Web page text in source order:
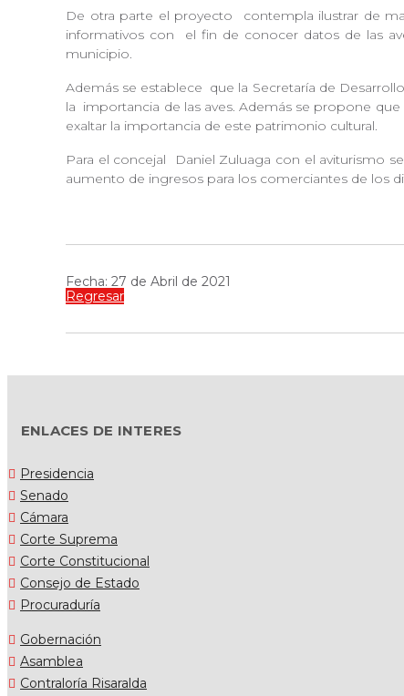
De otra parte el proyecto contempla ilustrar de
informativos con
el fin de conocer datos de las
municipio.
Además se establece que la Secretaría de
la importancia de las aves. Además se propone que
exaltar la importancia de este patrimonio cultural.
Para el concejal Daniel Zuluaga con el aviturismo
aumento de ingresos para los comerciantes de los
Fecha: 27 de Abril de 2021
Regresar
ENLACES DE INTERES
Presidencia
Senado
Cámara
Corte Suprema
Corte Constitucional
Consejo de Estado
Procuraduría
Gobernación
Asamblea
Contraloría Risaralda